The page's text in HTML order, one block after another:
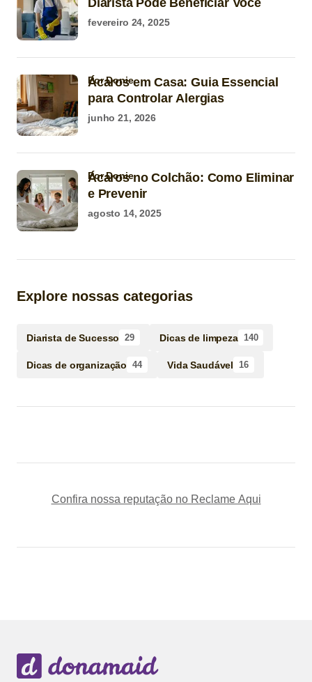
Diarista Pode Beneficiar Você
fevereiro 24, 2025
Ácaros em Casa: Guia Essencial
para Controlar Alergias
por Donie
junho 21, 2026
Ácaros no Colchão: Como Eliminar
e Prevenir
por Donie
agosto 14, 2025
Explore nossas categorias
Diarista de Sucesso 29 Dicas de limpeza 140
Dicas de organização 44 Vida Saudável 16
Confira nossa reputação no Reclame Aqui